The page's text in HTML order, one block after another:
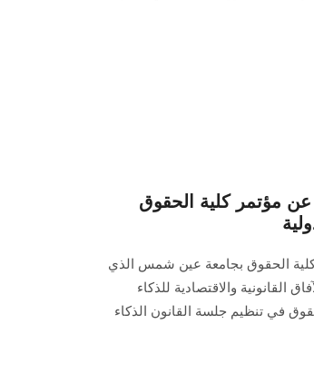
عن مؤتمر كلية الحقوق
كلية الحقوق بجامعة عين شمس الذي
والاقتصادية للذكاء
في تنظيم جلسة القانون الذكاء